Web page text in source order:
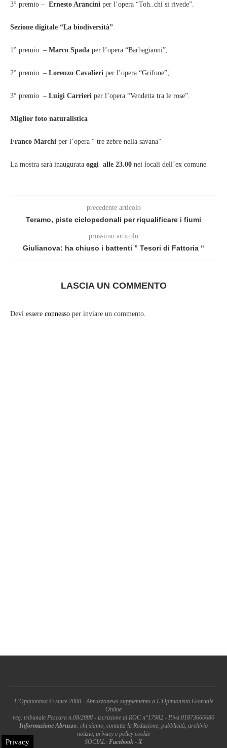
3° premio – Ernesto Arancini per l’opera “Toh..chi si rivede”.
Sezione digitale “La biodiversità”
1° premio – Marco Spada per l’opera “Barbagianni”;
2° premio – Lorenzo Cavalieri per l’opera “Grifone”;
3° premio – Luigi Carrieri per l’opera “Vendetta tra le rose”.
Miglior foto naturalistica
Franco Marchi per l’opera “ tre zebre nella savana”
La mostra sarà inaugurata oggi alle 23.00 nei locali dell’ex comune
precedente articolo
Teramo, piste ciclopedonali per riqualificare i fiumi
prossimo articolo
Giulianova: ha chiuso i battenti ” Tesori di Fattoria “
LASCIA UN COMMENTO
Devi essere connesso per inviare un commento.
L'Opinionista © since 2008 - Abruzzonews supplemento a L'Opinionista Giornale
Online
reg. tribunale Pescara n.08/2008 - iscrizione al ROC n°17982 - P.iva 01873660680
Informazione Abruzzo: chi siamo, contatta la Redazione, pubblicità, archivio
notizie, privacy e policy cookie
SOCIAL: Facebook - X
Privacy